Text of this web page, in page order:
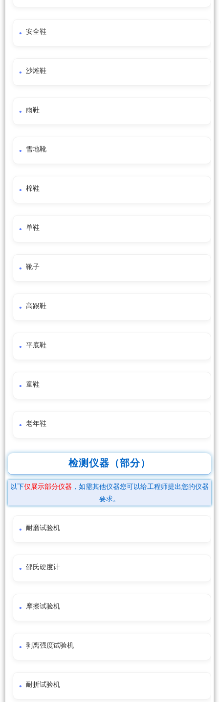
安全鞋
沙滩鞋
雨鞋
雪地靴
棉鞋
单鞋
靴子
高跟鞋
平底鞋
童鞋
老年鞋
检测仪器（部分）
以下仅展示部分仪器 ，如需其他仪器您可以给工程师提出您的仪器
要求。
耐磨试验机
邵氏硬度计
摩擦试验机
剥离强度试验机
耐折试验机